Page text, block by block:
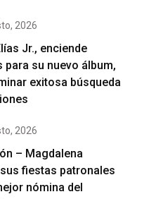
2026
Jr., enciende
para su nuevo álbum,
exitosa búsqueda
2026
– Magdalena
fiestas patronales
nómina del